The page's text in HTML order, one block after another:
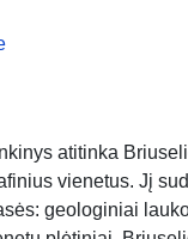
atitinka
vienetus. Jį
geologiniai